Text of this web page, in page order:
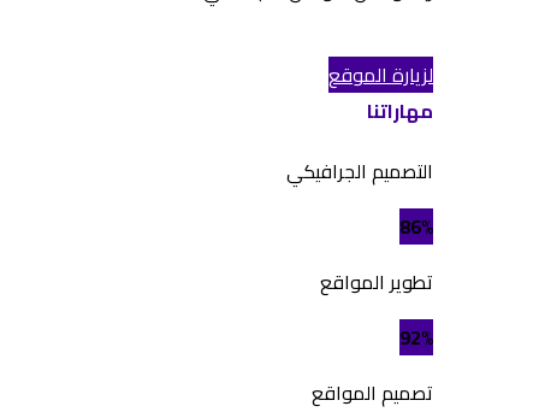
لزيارة الموقع
مهاراتنا
التصميم الجرافيكي
86%
تطوير المواقع
92%
تصميم المواقع